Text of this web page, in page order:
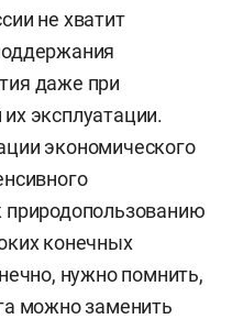
не хватит
даже при
эксплуатации.
экономического
природопользованию
конечных
нужно помнить,
можно заменить